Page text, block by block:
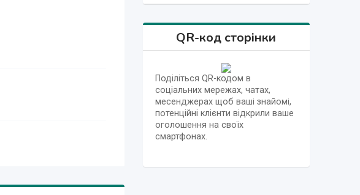
QR-код сторінки
Поділіться QR-кодом в
соціальних мережах, чатах,
месенджерах щоб ваші знайомі,
потенційні клієнти відкрили ваше
оголошення на своїх
смартфонах.